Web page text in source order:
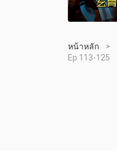
หน้าหลัก >
Ep 113-125